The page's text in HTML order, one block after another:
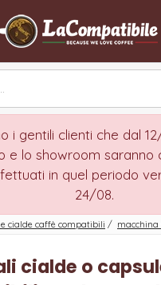
i gentili clienti che dal
e lo showroom saranno
in quel periodo
24/08.
cialde caffè compatibili / macchina
cialde o